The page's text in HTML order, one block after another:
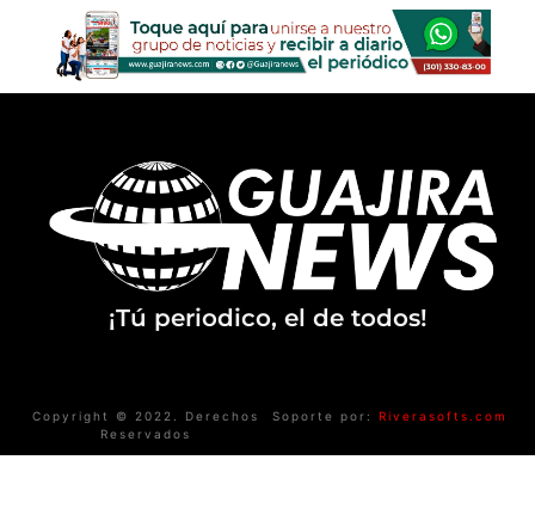
¡Tú periodico, el de todos!
Copyright © 2022. Derechos
Reservados
Soporte por: Riverasofts.com